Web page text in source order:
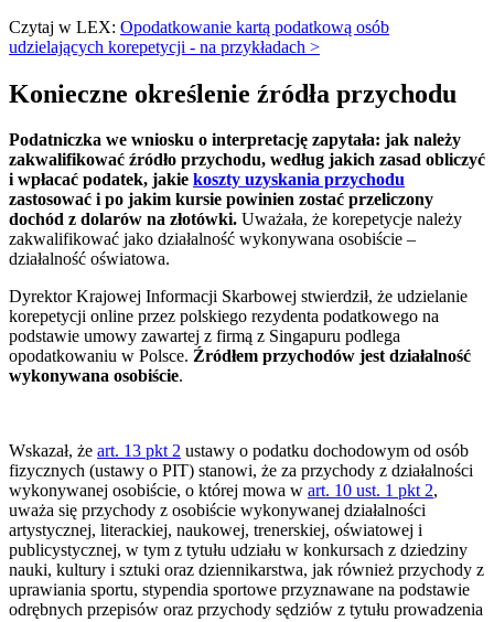
Czytaj w LEX: Opodatkowanie kartą podatkową osób
udzielających korepetycji - na przykładach >
Konieczne określenie źródła przychodu
Podatniczka we wniosku o interpretację zapytała: jak należy
zakwalifikować źródło przychodu, według jakich zasad obliczyć
i wpłacać podatek, jakie koszty uzyskania przychodu
zastosować i po jakim kursie powinien zostać przeliczony
dochód z dolarów na złotówki. Uważała, że korepetycje należy
zakwalifikować jako działalność wykonywana osobiście –
działalność oświatowa.
Dyrektor Krajowej Informacji Skarbowej stwierdził, że udzielanie
korepetycji online przez polskiego rezydenta podatkowego na
podstawie umowy zawartej z firmą z Singapuru podlega
opodatkowaniu w Polsce. Źródłem przychodów jest działalność
wykonywana osobiście.
Wskazał, że art. 13 pkt 2 ustawy o podatku dochodowym od osób
fizycznych (ustawy o PIT) stanowi, że za przychody z działalności
wykonywanej osobiście, o której mowa w art. 10 ust. 1 pkt 2,
uważa się przychody z osobiście wykonywanej działalności
artystycznej, literackiej, naukowej, trenerskiej, oświatowej i
publicystycznej, w tym z tytułu udziału w konkursach z dziedziny
nauki, kultury i sztuki oraz dziennikarstwa, jak również przychody z
uprawiania sportu, stypendia sportowe przyznawane na podstawie
odrębnych przepisów oraz przychody sędziów z tytułu prowadzenia